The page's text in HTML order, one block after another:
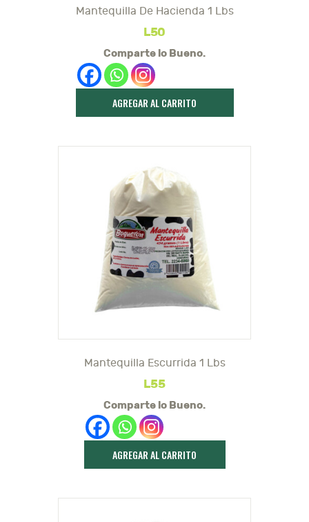
Mantequilla De Hacienda 1 Lbs
L50
Comparte lo Bueno.
AGREGAR AL CARRITO
Mantequilla Escurrida 1 Lbs
L55
Comparte lo Bueno.
AGREGAR AL CARRITO